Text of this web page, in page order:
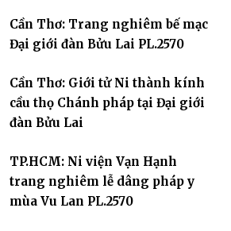
Cần Thơ: Trang nghiêm bế mạc
Đại giới đàn Bửu Lai PL.2570
Cần Thơ: Giới tử Ni thành kính
cầu thọ Chánh pháp tại Đại giới
đàn Bửu Lai
TP.HCM: Ni viện Vạn Hạnh
trang nghiêm lễ dâng pháp y
mùa Vu Lan PL.2570